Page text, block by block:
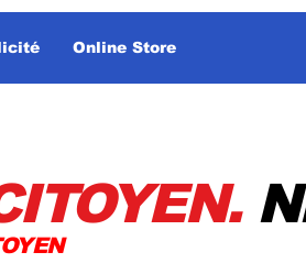
Online Store